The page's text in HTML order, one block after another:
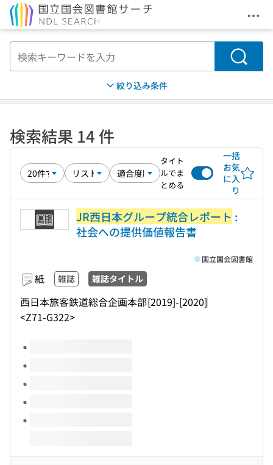
メ
検索
絞り込み条件
検索結果 14 件
タイト
ルでま
とめる
一括
お気
に入
り
JR西日本グループ統合レポート :
社会への提供価値報告書
紙 雑誌 雑誌タイトル
西日本旅客鉄道総合企画本部[2019]-[2020]
<Z71-G322>
国立国会図書館
このタイトルの巻号